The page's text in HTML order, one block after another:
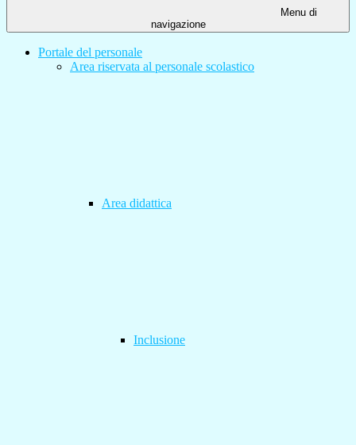
Menu di
navigazione
Portale del personale
Area riservata al personale scolastico
Area didattica
Inclusione